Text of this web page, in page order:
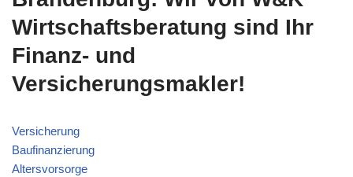
Wirtschaftsberatung sind Ihr
Finanz- und
Versicherungsmakler!
Versicherung
Baufinanzierung
Altersvorsorge